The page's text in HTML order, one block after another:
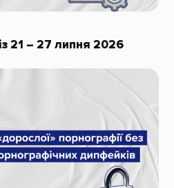
21 – 27 липня 2026